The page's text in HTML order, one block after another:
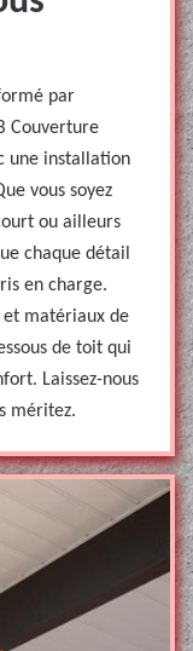
par
Couverture
une installation
vous soyez
ou ailleurs
chaque détail
en charge.
et matériaux de
de toit qui
Laissez-nous
méritez.